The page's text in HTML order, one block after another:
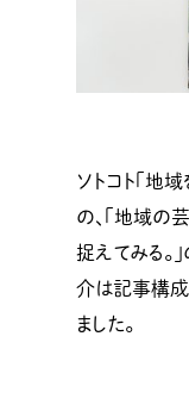
ソトコト「地
の、「地域の
捉えてみる。
介は記事構成
ました。